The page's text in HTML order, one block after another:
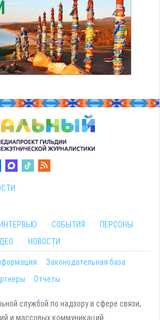
ИНТЕРВЬЮ СОБЫТИЯ
ПЕРСОНЫ
НОВОСТИ
Законодательная база
Отчеты
службой по надзору в сфере связи,
и массовых коммуникаций